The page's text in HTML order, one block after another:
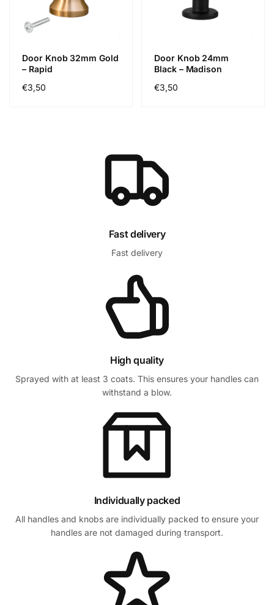
Door Knob 32mm Gold
– Rapid
Regular
€3,50
Door Knob 24mm
Black – Madison
Regular
€3,50
Fast delivery
Fast delivery
High quality
Sprayed with at least 3 coats. This ensures your handles can
withstand a blow.
Individually packed
All handles and knobs are individually packed to ensure your
handles are not damaged during transport.